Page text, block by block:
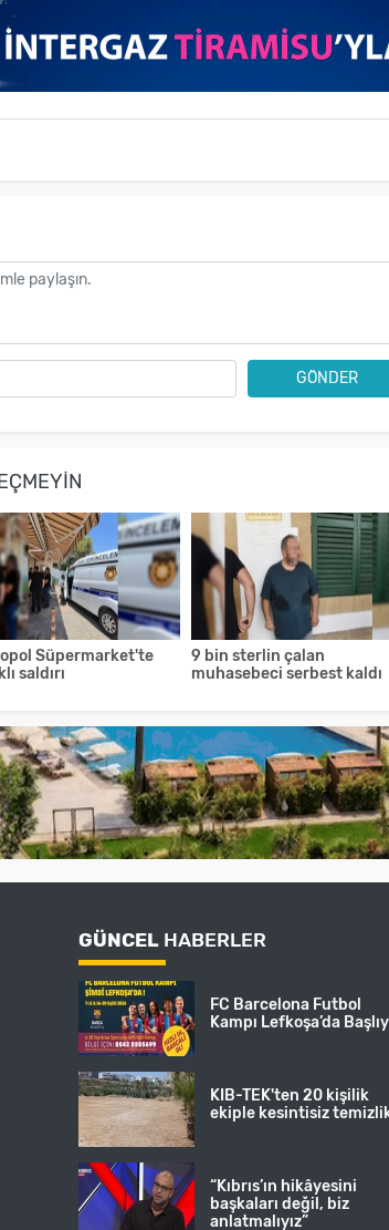
GÖNDER
Süpermarket'te
saldırı
9 bin sterlin çalan
muhasebeci serbest kaldı
GÜNCEL HABERLER
FC Barcelona Futbol
Kampı Lefkoşa’da
KIB-TEK'ten 20 kişilik
ekiple kesintisiz
“Kıbrıs’ın hikâyesini
başkaları değil, biz
anlatmalıyız”